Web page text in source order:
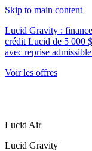
Skip to main content
Lucid Gravity :
crédit Lucid de 5 000
avec reprise
Voir les offres
Lucid Air
Lucid Gravity